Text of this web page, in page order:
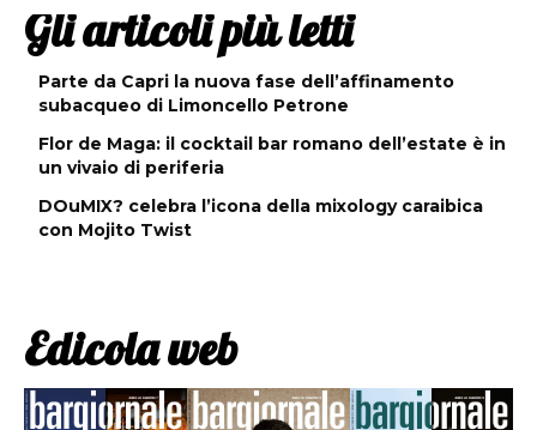
Gli articoli più letti
Parte da Capri la nuova fase dell’affinamento
subacqueo di Limoncello Petrone
Flor de Maga: il cocktail bar romano dell’estate è in
un vivaio di periferia
DOuMIX? celebra l’icona della mixology caraibica
con Mojito Twist
Edicola web